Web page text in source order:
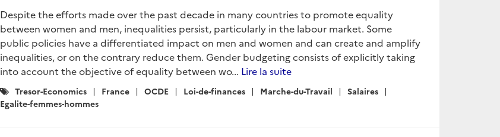
Despite the efforts made over the past decade in many countries to promote equality
between women and men, inequalities persist, particularly in the labour market. Some
public policies have a differentiated impact on men and women and can create and amplify
inequalities, or on the contrary reduce them. Gender budgeting consists of explicitly taking
into account the objective of equality between wo... Lire la suite
Catégories
:
Tresor-Economics France OCDE Loi-de-finances Marche-du-Travail
Salaires
Egalite-femmes-hommes